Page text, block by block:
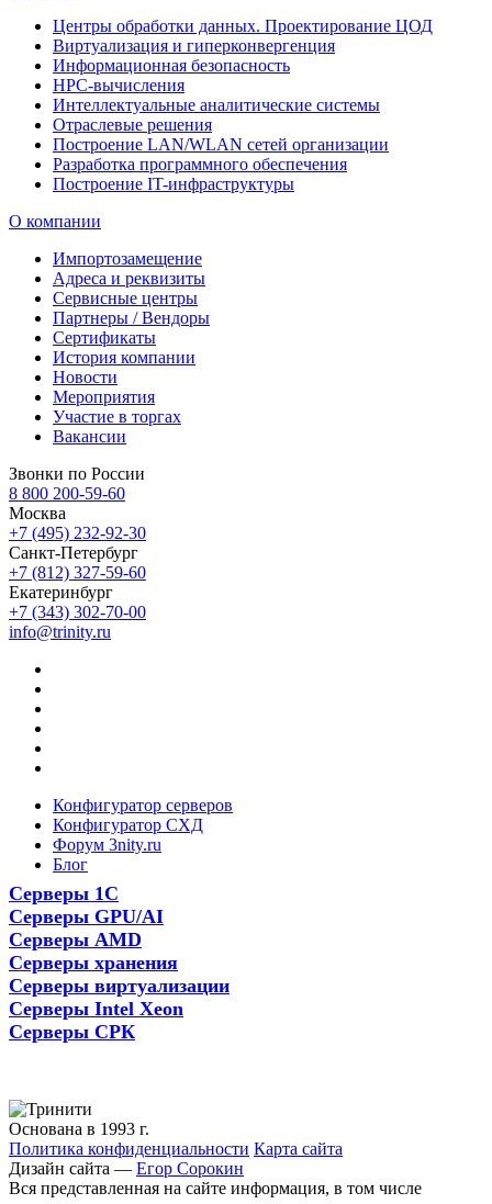
Центры обработки данных. Проектирование ЦОД
Виртуализация и гиперконвергенция
Информационная безопасность
HPC-вычисления
Интеллектуальные аналитические системы
Отраслевые решения
Построение LAN/WLAN сетей организации
Разработка программного обеспечения
Построение IT-инфраструктуры
О компании
Импортозамещение
Адреса и реквизиты
Сервисные центры
Партнеры / Вендоры
Сертификаты
История компании
Новости
Мероприятия
Участие в торгах
Вакансии
Звонки по России
8 800 200-59-60
Москва
+7 (495) 232-92-30
Санкт-Петербург
+7 (812) 327-59-60
Екатеринбург
+7 (343) 302-70-00
info@trinity.ru
Конфигуратор серверов
Конфигуратор СХД
Форум 3nity.ru
Блог
Серверы 1С
Серверы GPU/AI
Серверы AMD
Серверы хранения
Серверы виртуализации
Серверы Intel Xeon
Серверы СРК
Основана в 1993 г.
Политика конфиденциальности Карта сайта
Дизайн сайта — Егор Сорокин
Вся представленная на сайте информация, в том числе